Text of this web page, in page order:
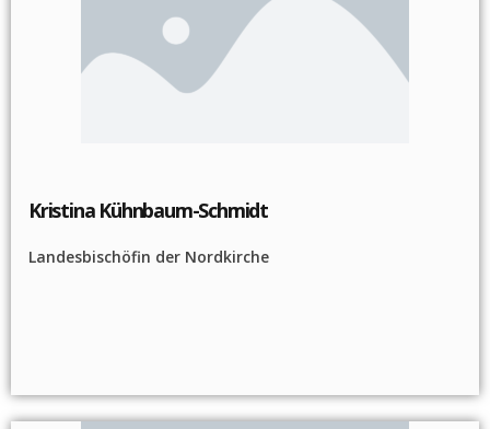
Kristina Kühnbaum-Schmidt
Landesbischöfin der Nordkirche